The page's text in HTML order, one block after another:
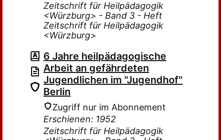
Zeitschrift für Heilpädagogik
<Würzburg> - Band 3 - Heft
Zeitschrift für Heilpädagogik
<Würzburg>
6 Jahre heilpädagogische
Arbeit an gefährdeten
Jugendlichen im "Jugendhof"
Berlin
Zugriff nur im Abonnement
Erschienen: 1952
Zeitschrift für Heilpädagogik